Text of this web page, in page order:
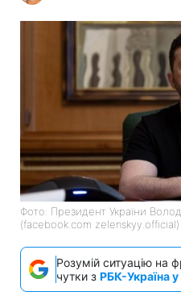
Фото: Президент України
(facebook.com zelenskyy.official)
Розумій ситуацію на
чутки з РБК-Україна